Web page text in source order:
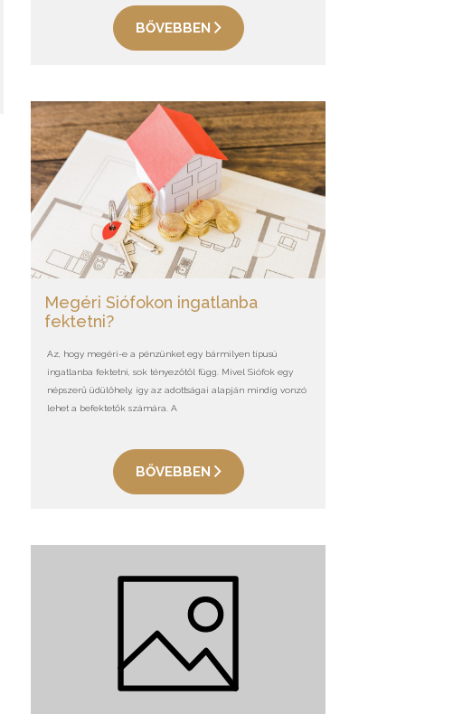
BŐVEBBEN
Megéri Siófokon ingatlanba
fektetni?
Az, hogy megéri-e a pénzünket egy bármilyen típusú
ingatlanba fektetni, sok tényezőtől függ. Mivel Siófok egy
népszerű üdülőhely, így az adottságai alapján mindig vonzó
lehet a befektetők számára. A
BŐVEBBEN